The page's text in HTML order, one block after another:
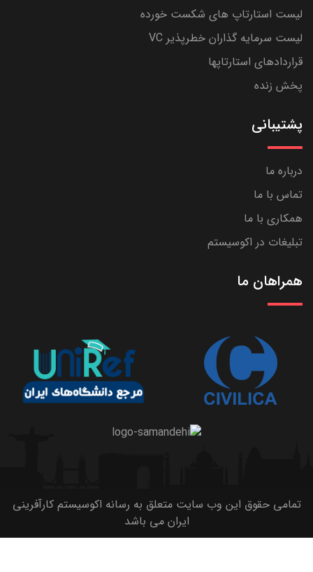
لیست استارتاپ های شکست خورده
لیست سرمایه گذاران خطرپذیر VC
قراردادهای استارتاپها
پخش زنده
پشتیبانی
درباره ما
تماس با ما
همکاری با ما
تبلیغات در اکوسیستم
همراهان ما
تمامی حقوق این وب سایت متعلق به رسانه اکوسیستم کارآفرینی
ایران می باشد